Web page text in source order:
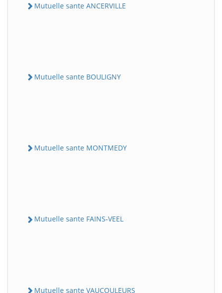
Mutuelle sante ANCERVILLE
Mutuelle sante BOULIGNY
Mutuelle sante MONTMEDY
Mutuelle sante FAINS-VEEL
Mutuelle sante VAUCOULEURS